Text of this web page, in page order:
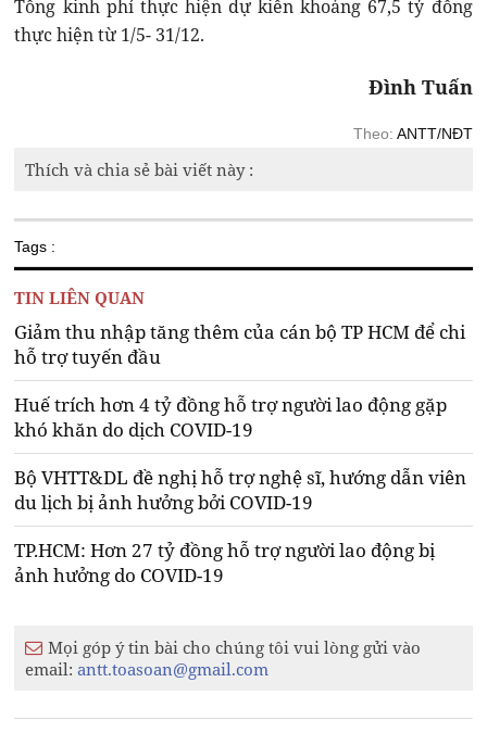
Tổng kinh phí thực hiện dự kiến khoảng 67,5 tỷ đồng
thực hiện từ 1/5- 31/12.
Đình Tuấn
Theo: ANTT/NĐT
Thích và chia sẻ bài viết này :
Tags :
TIN LIÊN QUAN
Giảm thu nhập tăng thêm của cán bộ TP HCM để chi
hỗ trợ tuyến đầu
Huế trích hơn 4 tỷ đồng hỗ trợ người lao động gặp
khó khăn do dịch COVID-19
Bộ VHTT&DL đề nghị hỗ trợ nghệ sĩ, hướng dẫn viên
du lịch bị ảnh hưởng bởi COVID-19
TP.HCM: Hơn 27 tỷ đồng hỗ trợ người lao động bị
ảnh hưởng do COVID-19
Mọi góp ý tin bài cho chúng tôi vui lòng gửi vào
email:antt.toasoan@gmail.com